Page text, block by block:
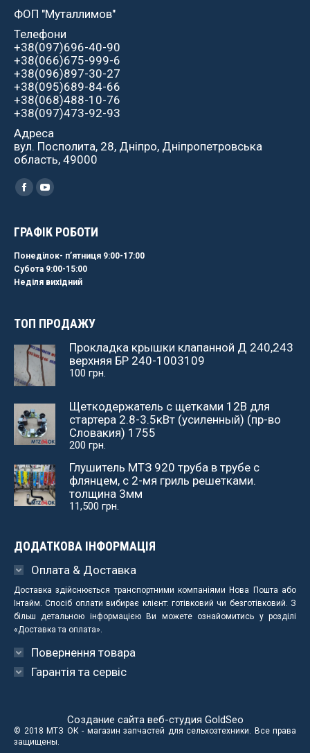
ФОП "Муталлимов"
Телефони
+38(097)696-40-90
+38(066)675-999-6
+38(096)897-30-27
+38(095)689-84-66
+38(068)488-10-76
+38(097)473-92-93
Адреса
вул. Посполита, 28, Дніпро, Дніпропетровська
область, 49000
Найдите нас:
Facebook
YouTube
ГРАФІК РОБОТИ
Понеділок- пʼятниця 9:00-17:00
Субота 9:00-15:00
Неділя вихідний
ТОП ПРОДАЖУ
Прокладка крышки клапанной Д 240,243
верхняя БР 240-1003109
100 грн.
Щеткодержатель с щетками 12В для
стартера 2.8-3.5кВт (усиленный) (пр-во
Словакия) 1755
200 грн.
Глушитель МТЗ 920 труба в трубе с
флянцем, с 2-мя гриль решетками.
толщина 3мм
11,500 грн.
ДОДАТКОВА ІНФОРМАЦІЯ
Оплата & Доставка
Доставка здійснюється транспортними компаніями Нова Пошта або
Інтайм. Спосіб оплати вибирає клієнт: готівковий чи безготівковий. З
більш детальною інформацією Ви можете ознайомитись у розділі
«Доставка та оплата».
Повернення товара
Гарантія та сервіс
Создание сайта веб-студия GoldSeo
© 2018 МТЗ ОК - магазин запчастей для сельхозтехники. Все права
защищены.